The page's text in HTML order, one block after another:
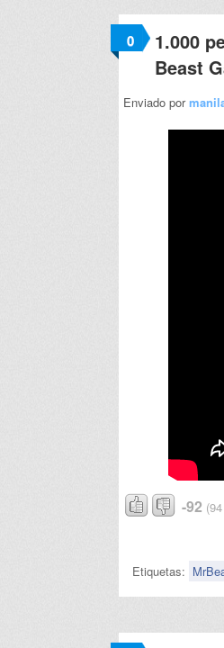
0
1.000
Beast
Enviado por
-92
Etiquetas: